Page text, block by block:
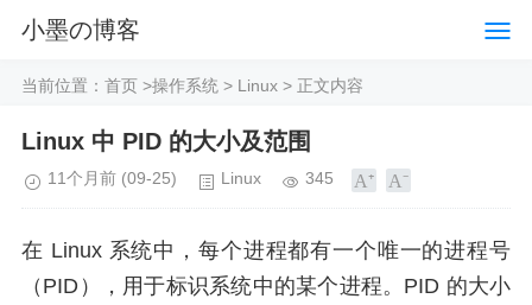
小墨の博客
当前位置： 首页 >操作系统 > Linux > 正文内容
Linux 中 PID 的大小及范围
11个月前 (09-25) Linux 345
在 Linux 系统中，每个进程都有一个唯一的进程号
（PID），用于标识系统中的某个进程。PID 的大小